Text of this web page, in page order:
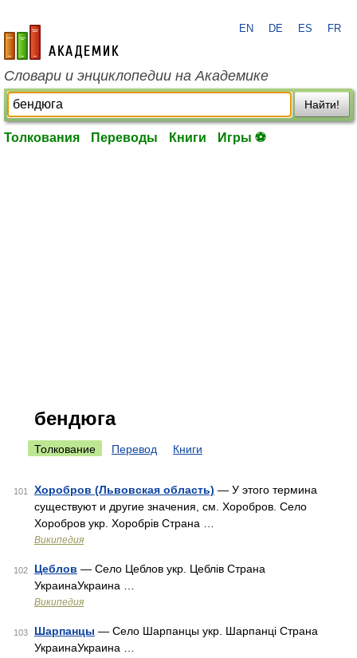
academic.ru
EN DE ES FR
Словари и энциклопедии на Академике
Найти!
Толкования Переводы Книги Игры ⚽
бендюга
Толкование Перевод Книги
101 Хоробров (Львовская область) — У этого термина
существуют и другие значения, см. Хоробров. Село
Хоробров укр. Хоробрів Страна …
Википедия
102 Цеблов — Село Цеблов укр. Цеблів Страна
УкраинаУкраина …
Википедия
103 Шарпанцы — Село Шарпанцы укр. Шарпанці Страна
УкраинаУкраина …